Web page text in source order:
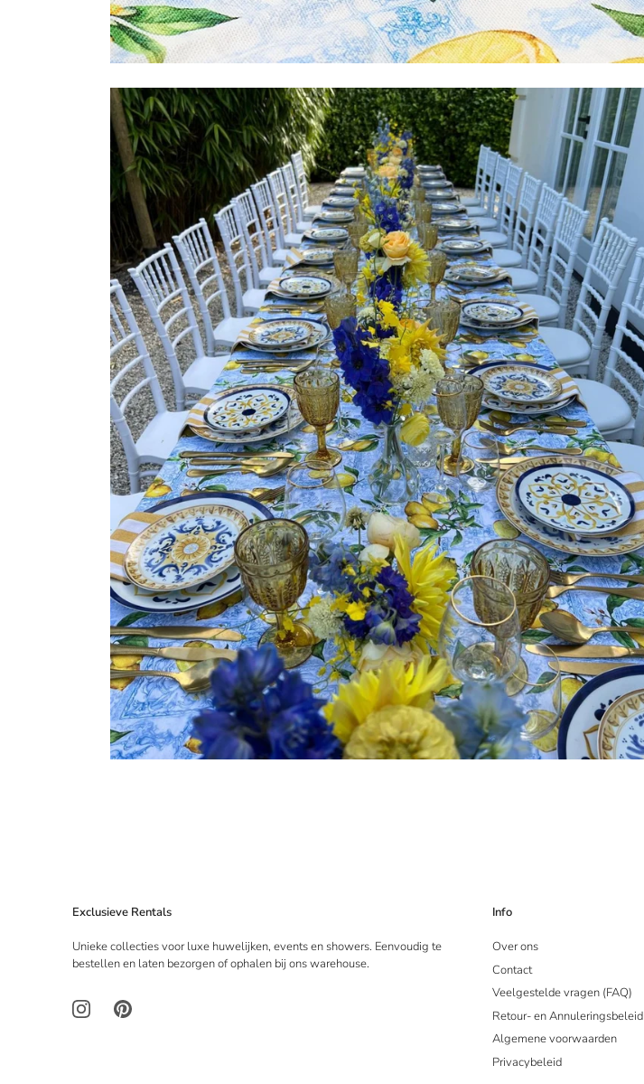
Exclusieve Rentals
Unieke collecties voor luxe huwelijken, events en showers. Eenvoudig te
bestellen en laten bezorgen of ophalen bij ons warehouse.
Info
Over ons
Contact
Veelgestelde vragen (FAQ)
Retour- en Annuleringsbeleid
Algemene voorwaarden
Privacybeleid